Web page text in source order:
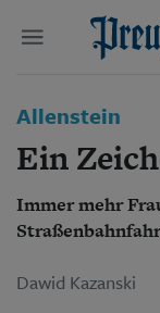
Suchen und
Allenstein
Ein
Immer mehr
Dawid Kazanski